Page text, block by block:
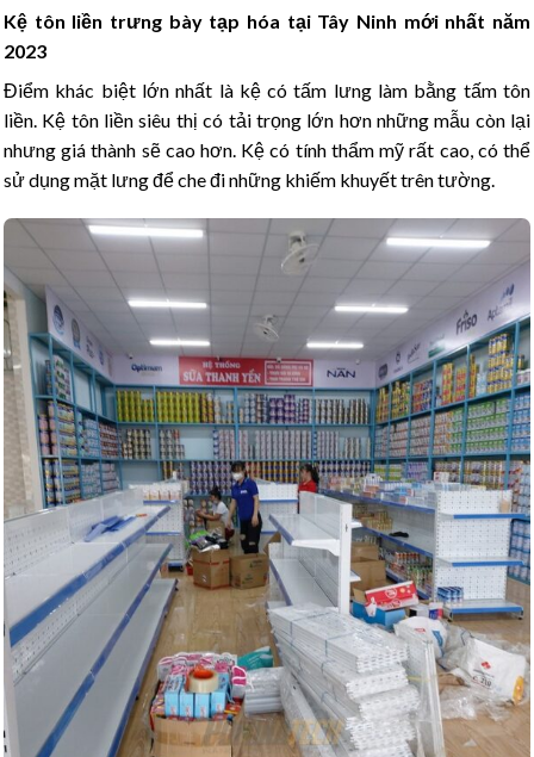
Kệ tôn liền trưng bày tạp hóa tại Tây Ninh mới nhất năm
2023
Điểm khác biệt lớn nhất là kệ có tấm lưng làm bằng tấm tôn
liền. Kệ tôn liền siêu thị có tải trọng lớn hơn những mẫu còn lại
nhưng giá thành sẽ cao hơn. Kệ có tính thẩm mỹ rất cao, có thể
sử dụng mặt lưng để che đi những khiếm khuyết trên tường.